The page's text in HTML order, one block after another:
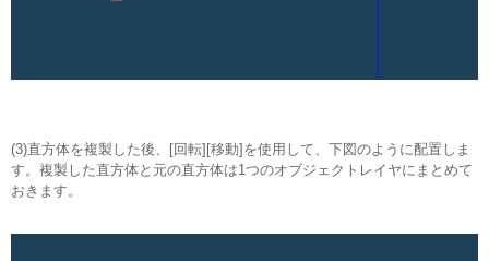
(3)直方体を複製した後、[回転][移動]を使用して、下図のように配置しま
す。複製した直方体と元の直方体は1つのオブジェクトレイヤにまとめて
おきます。